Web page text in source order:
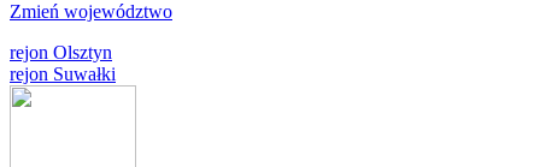
Zmień województwo
rejon Olsztyn
rejon Suwałki